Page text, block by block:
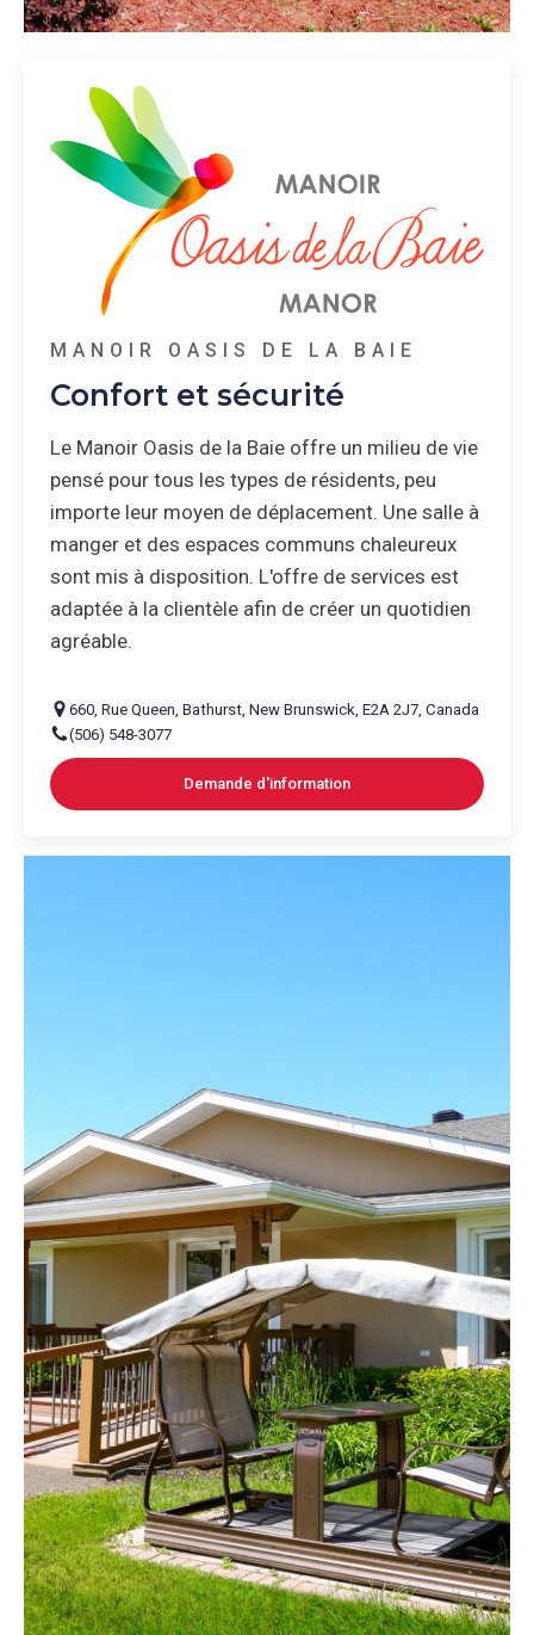
MANOIR OASIS DE LA BAIE
Confort et sécurité
Le Manoir Oasis de la Baie offre un milieu de vie
pensé pour tous les types de résidents, peu
importe leur moyen de déplacement. Une salle à
manger et des espaces communs chaleureux
sont mis à disposition. L'offre de services est
adaptée à la clientèle afin de créer un quotidien
agréable.
660 ,Rue Queen ,Bathurst ,New Brunswick ,E2A 2J7 ,Canada
(506) 548-3077
Demande d'information